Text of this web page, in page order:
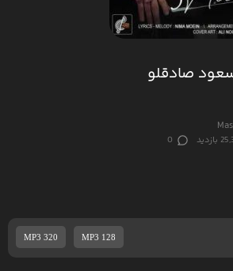
صادقلو
0
MP3 320 MP3 128